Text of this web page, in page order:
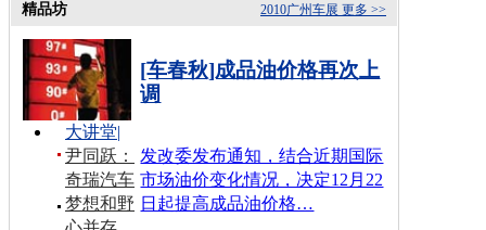
更多 >>
2010广州车展
精品坊
[车春秋]成品油价格再次上
调
发改委发布通知，结合近期国际
市场油价变化情况，决定12月22
日起提高成品油价格…
大讲堂|
尹同跃：
奇瑞汽车
梦想和野